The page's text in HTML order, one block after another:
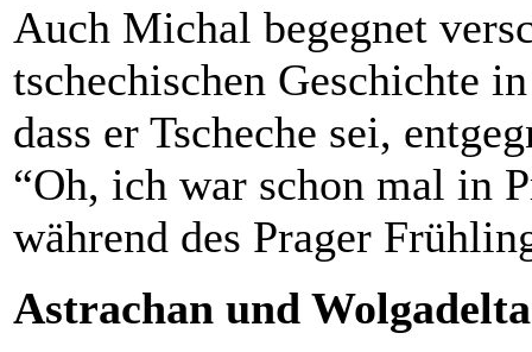
Auch Michal begegnet
tschechischen Geschichte
dass er Tscheche sei,
“Oh, ich war schon mal in
während des Prager
Astrachan und Wolgadelta